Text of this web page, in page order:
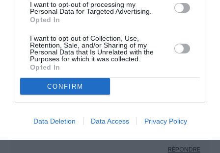
I want to opt-out of processing my
Personal Data for Targeted Advertising.
Opted In
I want to opt-out of Collection, Use,
Retention, Sale, and/or Sharing of my
Personal Data that Is Unrelated with the
Purposes for which it was collected.
Opted In
CONFIRM
Data Deletion Data Access Privacy Policy
Les commentaires sur Air-Journal semblent devenir plus
matures :
En 2014 et 2015 je me rappelle de commentaires nous
expliquant lors des mêmes annonces de promo EK, que
c’était le chant du cygne ou le début de la fin.
Comme on s’aperçoit que ce n’est pas vrai, la mauvaise foi
Et s’il y a un peu plus de plus-value dans les commentaires,
RÉPONDRE